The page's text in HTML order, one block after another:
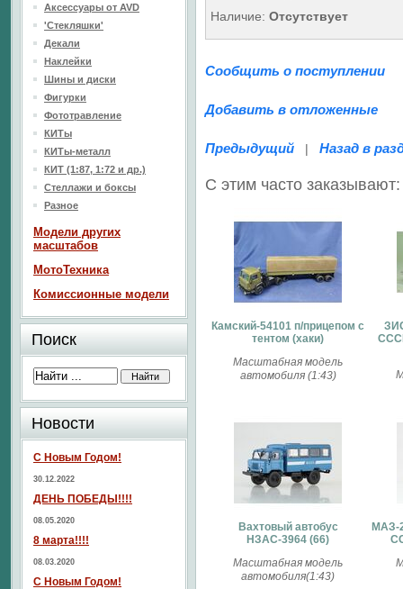
Наличие: Отсутствует
Сообщить о поступлении
Добавить в отложенные
Предыдущий | Назад в
С этим часто заказывают:
Камский-54101 п/прицепом с
тентом (хаки)
Масштабная модель
автомобиля (1:43)
Вахтовый автобус
НЗАС-3964 (66)
Масштабная модель
автомобиля(1:43)
МАЗ-
Аксессуары от AVD
'Стекляшки'
Декали
Наклейки
Шины и диски
Фигурки
Фототравление
КИТы
КИТы-металл
КИТ (1:87, 1:72 и др.)
Стеллажи и боксы
Разное
Модели других
масштабов
МотоТехника
Комиссионные модели
Поиск
Новости
С Новым Годом!
30.12.2022
ДЕНЬ ПОБЕДЫ!!!!
08.05.2020
8 марта!!!!
08.03.2020
С Новым Годом!